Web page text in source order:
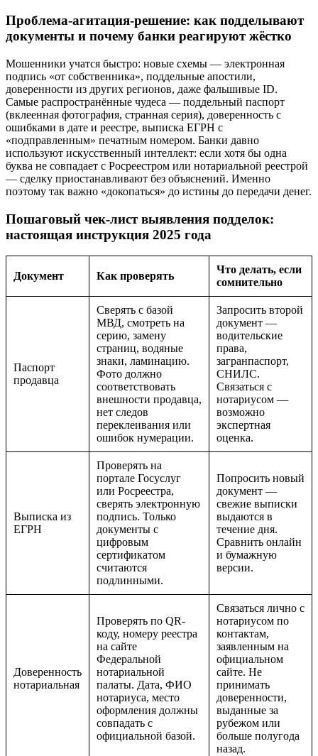
Проблема-агитация-решение: как подделывают
документы и почему банки реагируют жёстко
Мошенники учатся быстро: новые схемы — электронная
подпись «от собственника», поддельные апостили,
доверенности из других регионов, даже фальшивые ID.
Самые распространённые чудеса — поддельный паспорт
(вклеенная фотография, странная серия), доверенность с
ошибками в дате и реестре, выписка ЕГРН с
«подправленным» печатным номером. Банки давно
используют искусственный интеллект: если хотя бы одна
буква не совпадает с Росреестром или нотариальной реестрой
— сделку приостанавливают без объяснений. Именно
поэтому так важно «докопаться» до истины до передачи денег.
Пошаговый чек-лист выявления подделок:
настоящая инструкция 2025 года
Документ Как проверять
Что делать, если
сомнительно
Паспорт
продавца
Сверять с базой
МВД, смотреть на
серию, замену
страниц, водяные
знаки, ламинацию.
Фото должно
соответствовать
внешности продавца,
нет следов
переклеивания или
ошибок нумерации.
Запросить второй
документ —
водительские
права,
загранпаспорт,
СНИЛС.
Связаться с
нотариусом —
возможно
экспертная
оценка.
Выписка из
ЕГРН
Проверять на
портале Госуслуг
или Росреестра,
сверять электронную
подпись. Только
документы с
цифровым
сертификатом
считаются
подлинными.
Попросить новый
документ —
свежие выписки
выдаются в
течение дня.
Сравнить онлайн
и бумажную
версии.
Доверенность
нотариальная
Проверять по QR-
коду, номеру реестра
на сайте
Федеральной
нотариальной
палаты. Дата, ФИО
нотариуса, место
оформления должны
совпадать с
официальной базой.
Связаться лично с
нотариусом по
контактам,
заявленным на
официальном
сайте. Не
принимать
доверенности,
выданные за
рубежом или
больше полугода
назад.